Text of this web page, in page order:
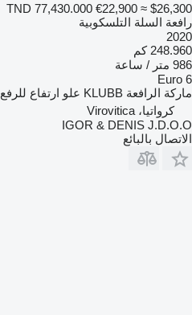
TND 77,430.000 €22,900 ≈ $26,300
رافعة السلة التلسكوبية
2020
248.960 كم
986 متر / ساعة
Euro 6
ماركة الرافعة KLUBB علو ارتفاع للرفع
كرواتيا، Virovitica
IGOR & DENIS J.D.O.O
الاتصال بالبائع